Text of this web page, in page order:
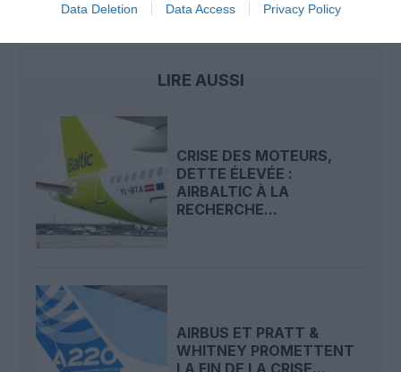
Data Deletion Data Access Privacy Policy
airBaltic coronavirus épidémie pays baltes
LIRE AUSSI
CRISE DES MOTEURS,
DETTE ÉLEVÉE :
AIRBALTIC À LA
RECHERCHE...
AIRBUS ET PRATT &
WHITNEY PROMETTENT